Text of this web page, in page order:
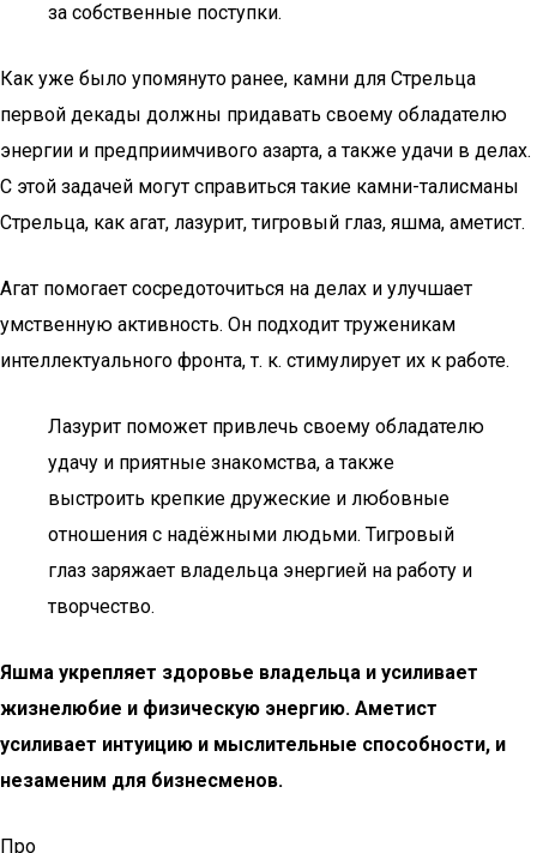
за собственные поступки.
Как уже было упомянуто ранее, камни для Стрельца
первой декады должны придавать своему обладателю
энергии и предприимчивого азарта, а также удачи в делах.
С этой задачей могут справиться такие камни-талисманы
Стрельца, как агат, лазурит, тигровый глаз, яшма, аметист.
Агат помогает сосредоточиться на делах и улучшает
умственную активность. Он подходит труженикам
интеллектуального фронта, т. к. стимулирует их к работе.
Лазурит поможет привлечь своему обладателю
удачу и приятные знакомства, а также
выстроить крепкие дружеские и любовные
отношения с надёжными людьми. Тигровый
глаз заряжает владельца энергией на работу и
творчество.
Яшма укрепляет здоровье владельца и усиливает
жизнелюбие и физическую энергию. Аметист
усиливает интуицию и мыслительные способности, и
незаменим для бизнесменов.
Про